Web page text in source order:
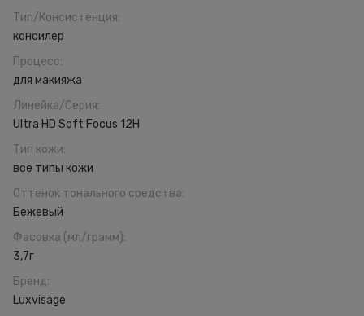
Тип/Консистенция:
консилер
Процесс:
для макияжа
Линейка/Серия:
Ultra HD Soft Focus 12H
Тип кожи:
все типы кожи
Оттенок тонального средства:
Бежевый
Фасовка (мл/грамм):
3,7г
Бренд:
Luxvisage